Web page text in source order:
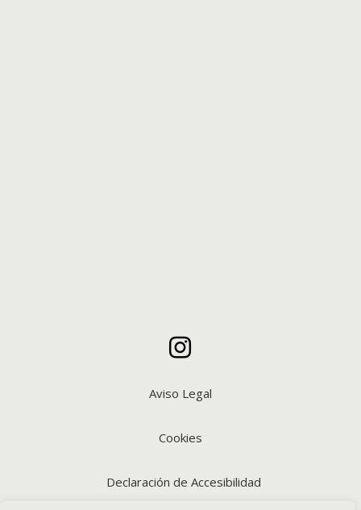

Aviso Legal
Cookies
Declaración de Accesibilidad